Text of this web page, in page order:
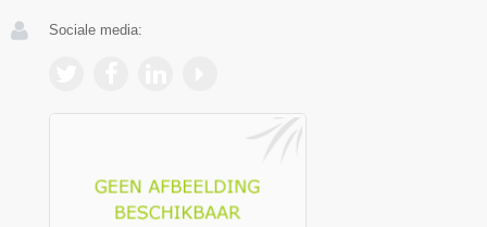
Sociale media: